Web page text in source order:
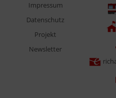
Impressum
Datenschutz
Projekt
Newsletter